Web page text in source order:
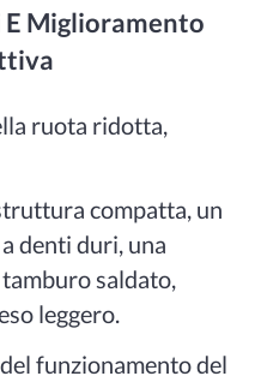
Miglioramento
ruota ridotta,
compatta, un
denti duri, una
saldato,
leggero.
funzionamento del